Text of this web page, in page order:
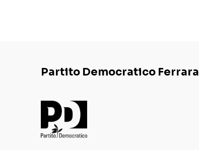
Partito Democratico Ferrara